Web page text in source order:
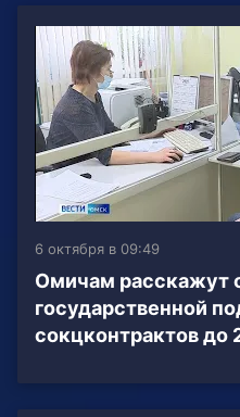
6 октября в 09:49
Омичам расскажут
государственной
сокцконтрактов до